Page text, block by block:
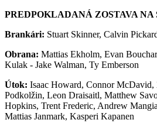
PREDPOKLADANÁ ZOSTAVA NA
Brankári: Stuart Skinner, Calvin
Obrana: Mattias Ekholm, Evan
Kulak - Jake Walman, Ty Emberson
Útok: Isaac Howard, Connor
Podkolžin, Leon Draisaitl, Matthew
Hopkins, Trent Frederic, Andrew
Mattias Janmark, Kasperi Kapanen